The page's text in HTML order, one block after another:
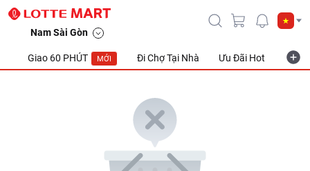
Nam Sài Gòn
Giao 60 PHÚT MỚI Đi Chợ Tại Nhà Ưu Đãi Hot
LOTTE Mart Viet Nam